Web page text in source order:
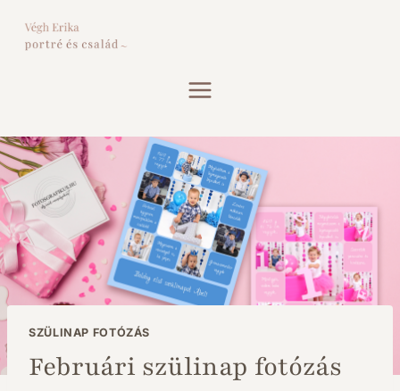
content
SZÜLINAP FOTÓZÁS
Februári szülinap fotózás